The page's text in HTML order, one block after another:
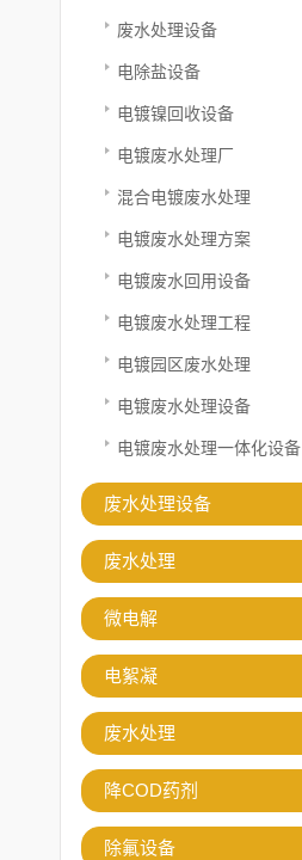
废水处理设备
电除盐设备
电镀镍回收设备
电镀废水处理厂
混合电镀废水处理
电镀废水处理方案
电镀废水回用设备
电镀废水处理工程
电镀园区废水处理
电镀废水处理设备
电镀废水处理一体化设备
废水处理设备
废水处理
微电解
电絮凝
废水处理
降COD药剂
除氟设备